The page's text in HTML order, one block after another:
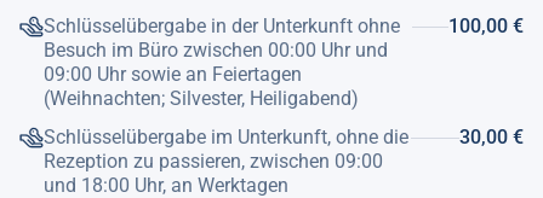
Schlüsselübergabe in der Unterkunft ohne
Besuch im Büro zwischen 00:00 Uhr und
09:00 Uhr sowie an Feiertagen
(Weihnachten; Silvester, Heiligabend)
100,00 €
Schlüsselübergabe im Unterkunft, ohne die
Rezeption zu passieren, zwischen 09:00
und 18:00 Uhr, an Werktagen
30,00 €